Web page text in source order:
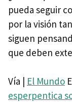
pueda seguir
por la visión
siguen
que deben
Vía | El Mundo
esperpentica